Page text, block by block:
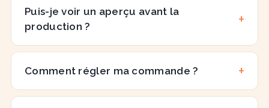
Puis-je voir un aperçu avant la
production ?
Comment régler ma commande ?